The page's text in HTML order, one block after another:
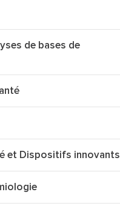
de bases de
et Dispositifs innovants